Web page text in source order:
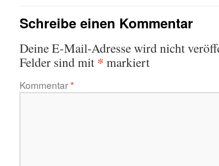
Schreibe einen Kommentar
Deine E-Mail-Adresse wird nicht
Felder sind mit * markiert
Kommentar*